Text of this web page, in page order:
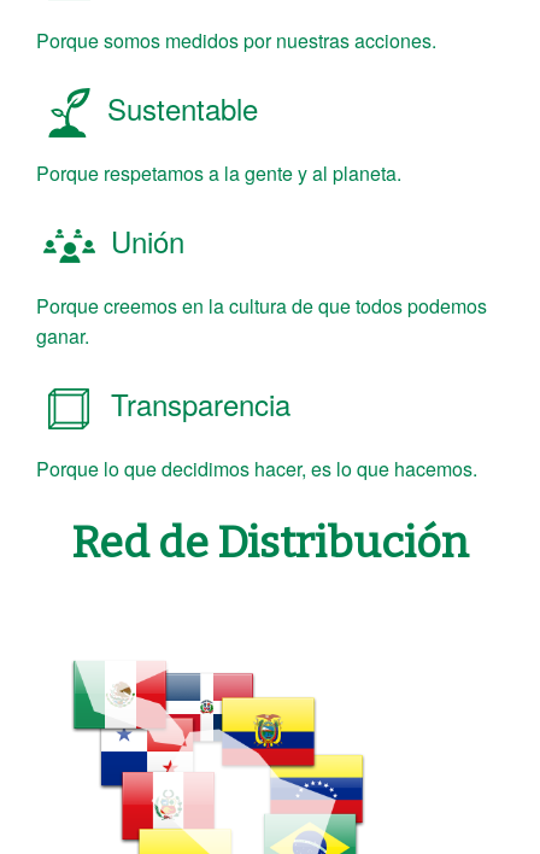
Porque somos medidos por nuestras acciones.
Sustentable
Porque respetamos a la gente y al planeta.
Unión
Porque creemos en la cultura de que todos podemos
ganar.
Transparencia
Porque lo que decidimos hacer, es lo que hacemos.
Red de Distribución